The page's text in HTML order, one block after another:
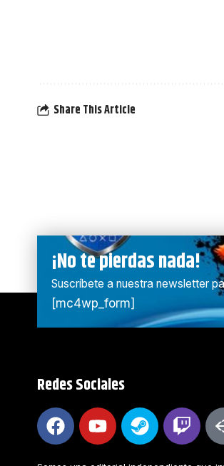
Share This Article
¡No te pierdas nada!
Suscríbete a nuestra newsletter
[mc4wp_form]
Redes Sociales